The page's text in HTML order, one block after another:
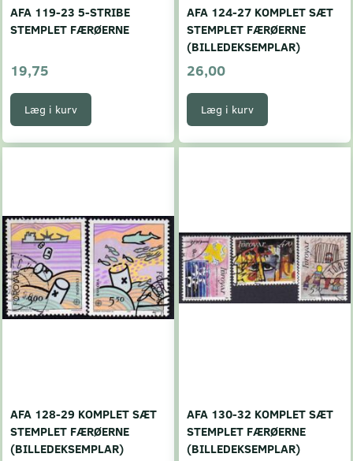
AFA 119-23 5-STRIBE
STEMPLET FÆRØERNE
19,75
Læg i kurv
AFA 124-27 KOMPLET SÆT
STEMPLET FÆRØERNE
(BILLEDEKSEMPLAR)
26,00
Læg i kurv
AFA 128-29 KOMPLET SÆT
STEMPLET FÆRØERNE
(BILLEDEKSEMPLAR)
AFA 130-32 KOMPLET SÆT
STEMPLET FÆRØERNE
(BILLEDEKSEMPLAR)